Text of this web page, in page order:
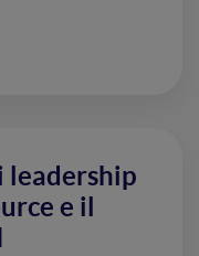
leadership
e il